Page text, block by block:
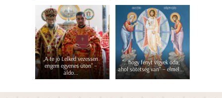
„A te jó Lelked vezessen
engem egyenes úton” –
áldo...
"...hogy fényt vigyek oda,
ahol sötétség van" – elmél...